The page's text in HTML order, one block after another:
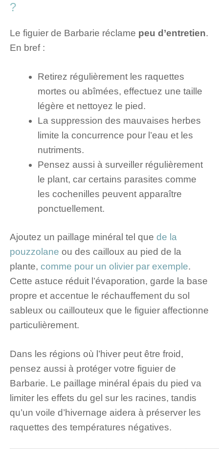
?
Le figuier de Barbarie réclame peu d’entretien.
En bref :
Retirez régulièrement les raquettes
mortes ou abîmées, effectuez une taille
légère et nettoyez le pied.
La suppression des mauvaises herbes
limite la concurrence pour l’eau et les
nutriments.
Pensez aussi à surveiller régulièrement
le plant, car certains parasites comme
les cochenilles peuvent apparaître
ponctuellement.
Ajoutez un paillage minéral tel que de la
pouzzolane ou des cailloux au pied de la
plante, comme pour un olivier par exemple.
Cette astuce réduit l’évaporation, garde la base
propre et accentue le réchauffement du sol
sableux ou caillouteux que le figuier affectionne
particulièrement.
Dans les régions où l’hiver peut être froid,
pensez aussi à protéger votre figuier de
Barbarie. Le paillage minéral épais du pied va
limiter les effets du gel sur les racines, tandis
qu’un voile d’hivernage aidera à préserver les
raquettes des températures négatives.